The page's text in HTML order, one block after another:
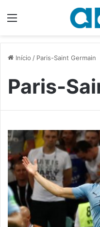
Início / Paris-Saint Germain
Paris-